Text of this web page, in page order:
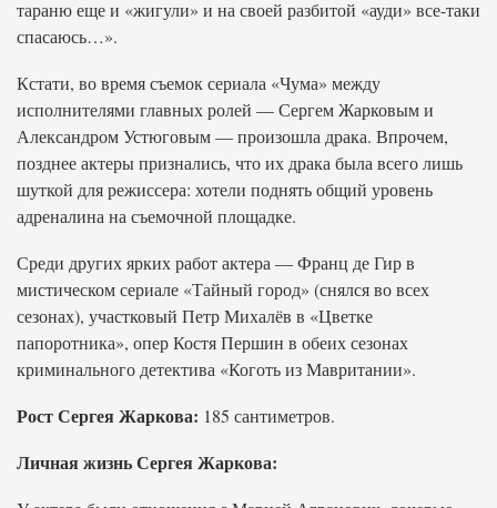
тараню еще и «жигули» и на своей разбитой «ауди» все-таки
спасаюсь…».
Кстати, во время съемок сериала «Чума» между
исполнителями главных ролей — Сергем Жарковым и
Александром Устюговым — произошла драка. Впрочем,
позднее актеры признались, что их драка была всего лишь
шуткой для режиссера: хотели поднять общий уровень
адреналина на съемочной площадке.
Среди других ярких работ актера — Франц де Гир в
мистическом сериале «Тайный город» (снялся во всех
сезонах), участковый Петр Михалёв в «Цветке
папоротника», опер Костя Першин в обеих сезонах
криминального детектива «Коготь из Мавритании».
Рост Сергея Жаркова: 185 сантиметров.
Личная жизнь Сергея Жаркова: